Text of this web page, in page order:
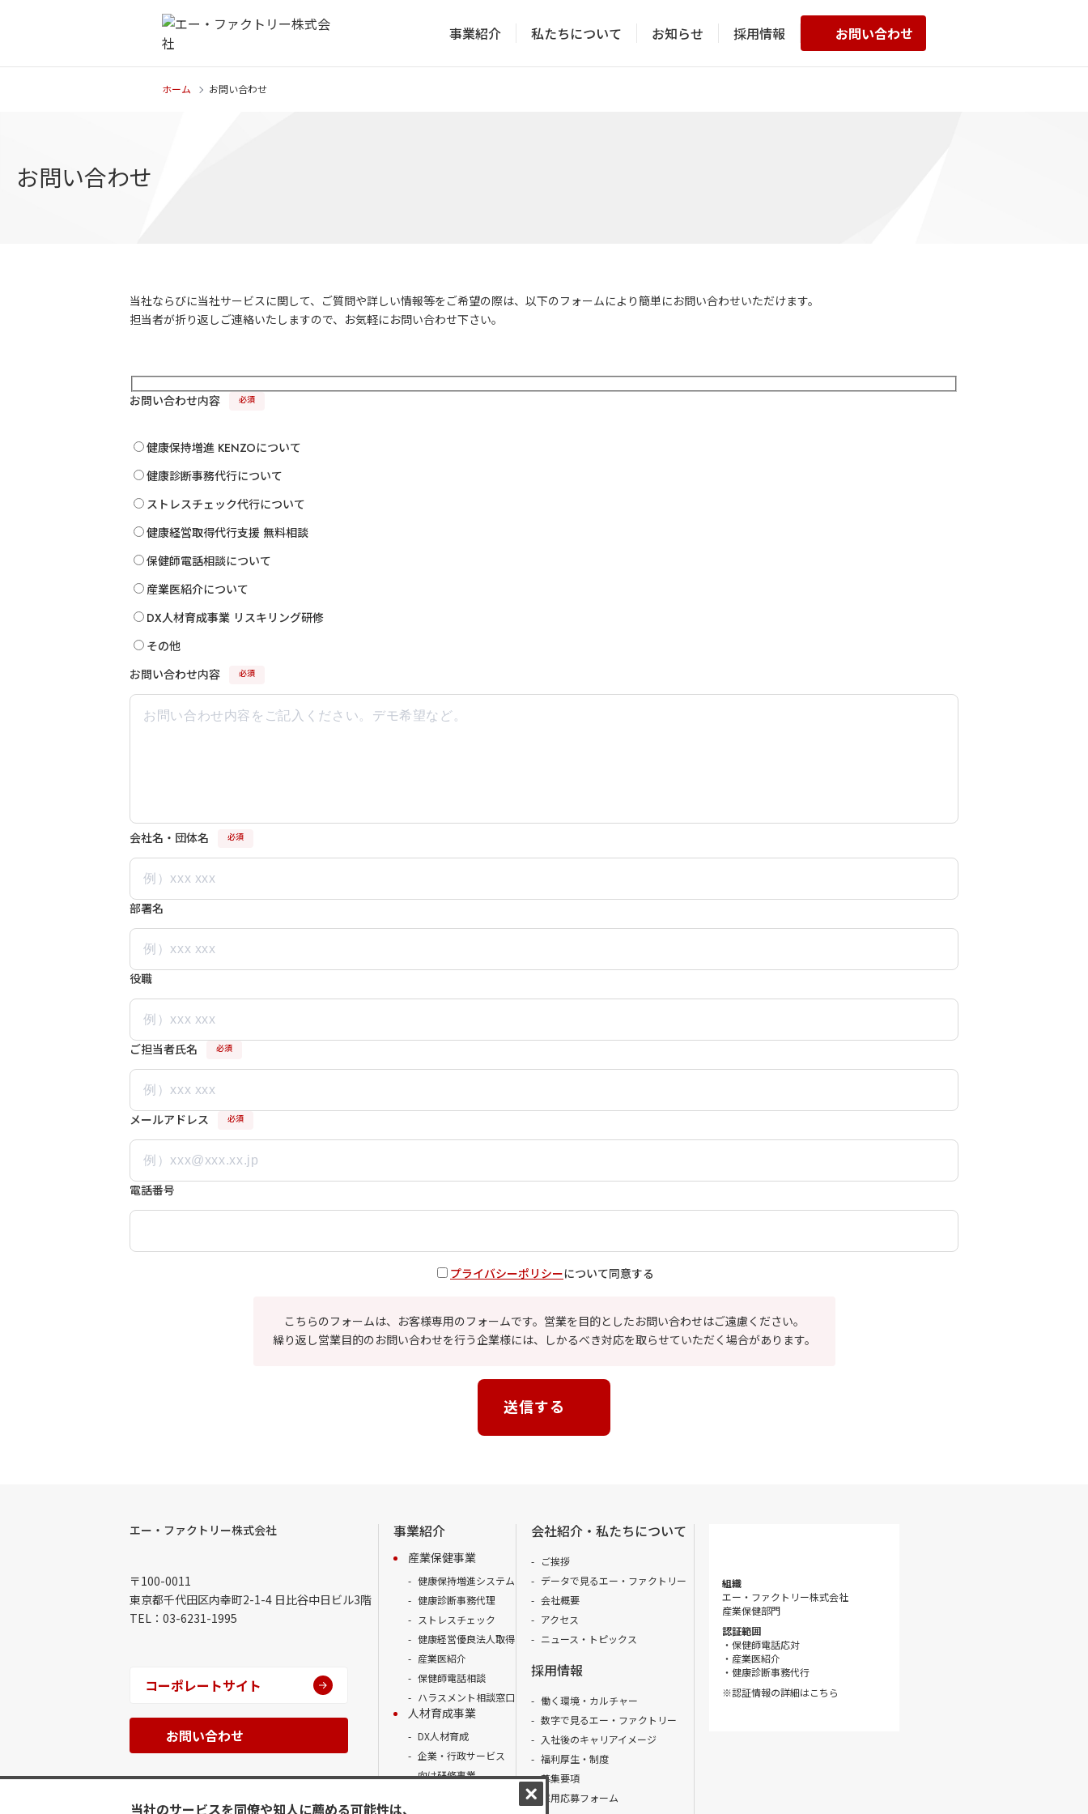
事業紹介 私たちについて お知らせ 採用情報 お問い合わせ
ホーム お問い合わせ
お問い合わせ
当社ならびに当社サービスに関して、ご質問や詳しい情報等をご希望の際は、以下のフォームにより簡単にお問い合わせいただけます。
担当者が折り返しご連絡いたしますので、お気軽にお問い合わせ下さい。
お問い合わせ内容 必須
健康保持増進 KENZOについて
健康診断事務代行について
ストレスチェック代行について
健康経営取得代行支援 無料相談
保健師電話相談について
産業医紹介について
DX人材育成事業 リスキリング研修
その他
お問い合わせ内容
必須
会社名・団体名 必須
部署名
役職
ご担当者氏名 必須
メールアドレス 必須
電話番号
プライバシーポリシーについて同意する
こちらのフォームは、お客様専用のフォームです。営業を目的としたお問い合わせはご遠慮ください。
繰り返し営業目的のお問い合わせを行う企業様には、しかるべき対応を取らせていただく場合があります。
送信する
エー・ファクトリー株式会社
〒100-0011
東京都千代田区内幸町2-1-4 日比谷中日ビル3階
TEL：03-6231-1995
コーポレートサイト
お問い合わせ
事業紹介
産業保健事業
健康保持増進システム
健康診断事務代理
ストレスチェック
健康経営優良法人取得
産業医紹介
保健師電話相談
ハラスメント相談窓口
人材育成事業
DX人材育成
企業・行政サービス
向け研修事業
会社紹介・私たちについて
ご挨拶
データで見るエー・ファクトリー
会社概要
アクセス
ニュース・トピックス
採用情報
働く環境・カルチャー
数字で見るエー・ファクトリー
入社後のキャリアイメージ
福利厚生・制度
募集要項
採用応募フォーム
組織
エー・ファクトリー株式会社
産業保健部門
認証範囲
・保健師電話応対
・産業医紹介
・健康診断事務代行
※認証情報の詳細はこちら